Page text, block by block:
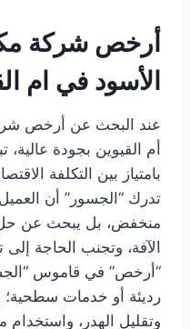
أرخص شركة
الأسود في ام
عند البحث عن أرخص
أم القيوين بجودة
بامتياز بين التكلفة
تدرك “الجسور” أن
منخفض، بل يبحث عن
الآفة، وتجنب الحاجة
“أرخص” في قاموس
رديئة أو خدمات سطحية؛
وتقليل الهدر، واستخدام